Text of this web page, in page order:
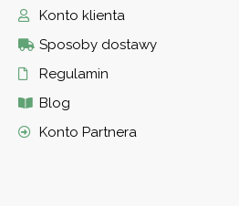
Konto klienta
Sposoby dostawy
Regulamin
Blog
Konto Partnera